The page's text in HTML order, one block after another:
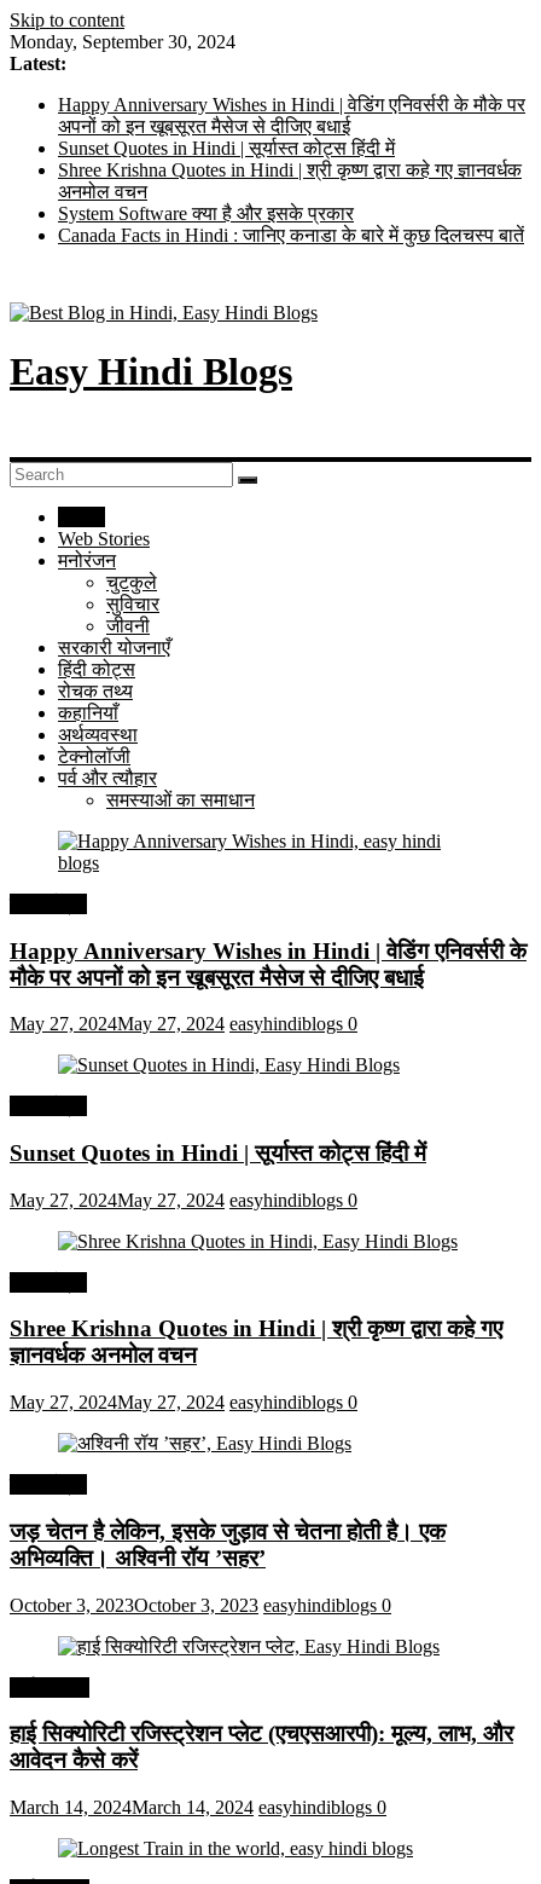
Skip to content
Monday, September 30, 2024
Latest:
Happy Anniversary Wishes in Hindi | वेडिंग एनिवर्सरी के मौके पर
अपनों को इन खूबसूरत मैसेज से दीजिए बधाई
Sunset Quotes in Hindi | सूर्यास्त कोट्स हिंदी में
Shree Krishna Quotes in Hindi | श्री कृष्ण द्वारा कहे गए ज्ञानवर्धक
अनमोल वचन
System Software क्या है और इसके प्रकार
Canada Facts in Hindi : जानिए कनाडा के बारे में कुछ दिलचस्प बातें
Easy Hindi Blogs
Web Stories
मनोरंजन
चुटकुले
सुविचार
जीवनी
सरकारी योजनाएँ
हिंदी कोट्स
रोचक तथ्य
कहानियाँ
अर्थव्यवस्था
टेक्नोलॉजी
पर्व और त्यौहार
समस्याओं का समाधान
Happy Anniversary Wishes in Hindi | वेडिंग एनिवर्सरी के
मौके पर अपनों को इन खूबसूरत मैसेज से दीजिए बधाई
May 27, 2024May 27, 2024 easyhindiblogs 0
Sunset Quotes in Hindi | सूर्यास्त कोट्स हिंदी में
May 27, 2024May 27, 2024 easyhindiblogs 0
Shree Krishna Quotes in Hindi | श्री कृष्ण द्वारा कहे गए
ज्ञानवर्धक अनमोल वचन
May 27, 2024May 27, 2024 easyhindiblogs 0
जड़ चेतन है लेकिन, इसके जुड़ाव से चेतना होती है। एक
अभिव्यक्ति। अश्विनी रॉय ’सहर’
October 3, 2023October 3, 2023 easyhindiblogs 0
हाई सिक्योरिटी रजिस्ट्रेशन प्लेट (एचएसआरपी): मूल्य, लाभ, और
आवेदन कैसे करें
March 14, 2024March 14, 2024 easyhindiblogs 0